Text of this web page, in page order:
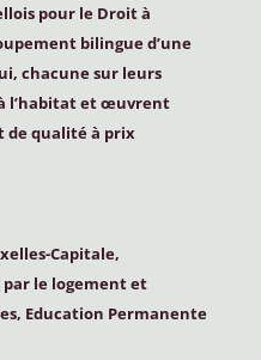
pour le Droit à
bilingue d’une
chacune sur leurs
l’habitat et œuvrent
de qualité à prix
Capitale,
le logement et
Education Permanente